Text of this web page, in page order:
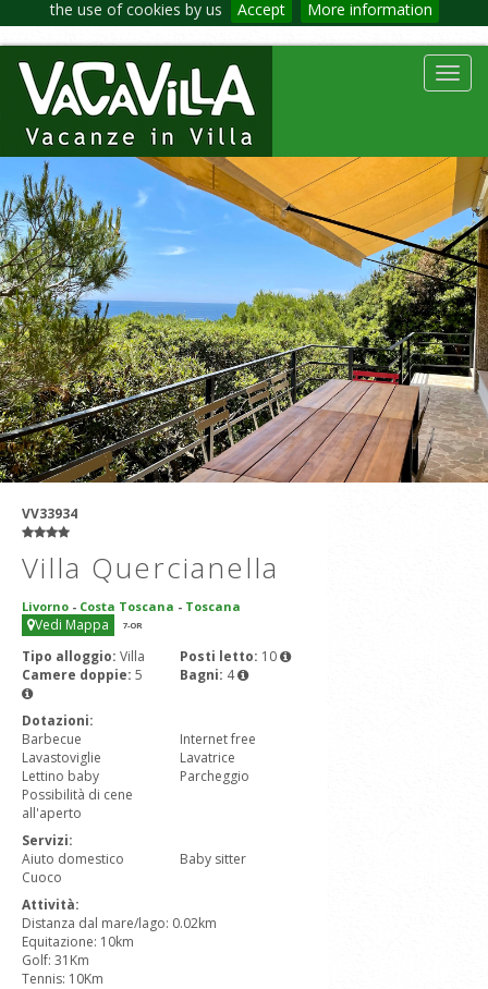
the use of cookies by us Accept More information
VV33934
Villa Quercianella
Livorno - Costa Toscana - Toscana
Vedi Mappa 7-OR
Tipo alloggio: Villa Posti letto: 10
Camere doppie: 5 Bagni: 4
Dotazioni:
Barbecue
Internet free
Lavastoviglie
Lavatrice
Lettino baby
Parcheggio
Possibilità di cene
all'aperto
Servizi:
Aiuto domestico
Baby sitter
Cuoco
Attività:
Distanza dal mare/lago: 0.02km
Equitazione: 10km
Golf: 31Km
Tennis: 10Km